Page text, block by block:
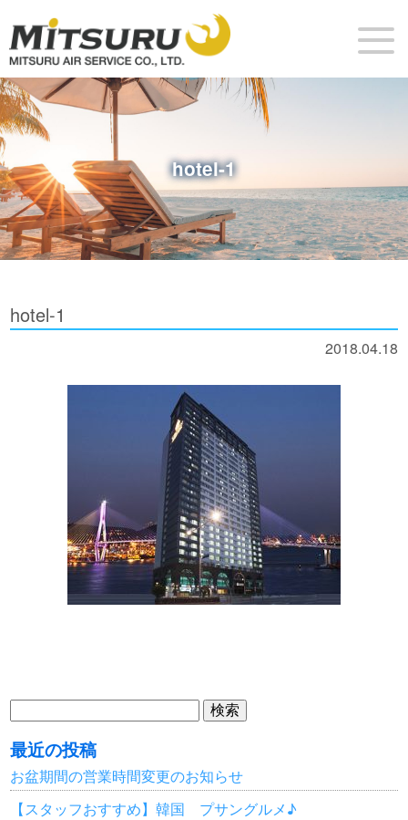
hotel-1
hotel-1
2018.04.18
検
索:
最近の投稿
お盆期間の営業時間変更のお知らせ
【スタッフおすすめ】韓国 プサングルメ♪